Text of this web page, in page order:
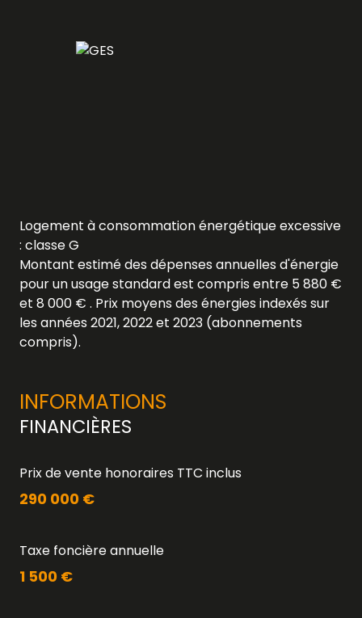
Logement à consommation énergétique excessive
: classe G
Montant estimé des dépenses annuelles d'énergie
pour un usage standard est compris entre 5 880 €
et 8 000 € . Prix moyens des énergies indexés sur
les années 2021, 2022 et 2023 (abonnements
compris).
INFORMATIONS
FINANCIÈRES
Prix de vente honoraires TTC inclus
290 000 €
Taxe foncière annuelle
1 500 €